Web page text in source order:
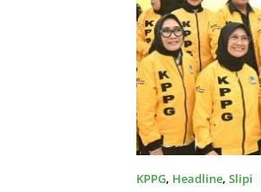
KPPG, Headline, Slipi